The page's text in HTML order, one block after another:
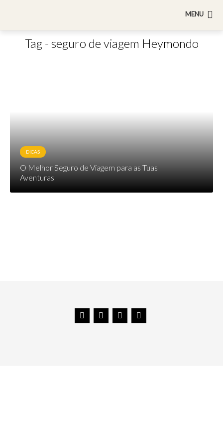
MENU
Tag - seguro de viagem Heymondo
DICAS
O Melhor Seguro de Viagem para as Tuas
Aventuras